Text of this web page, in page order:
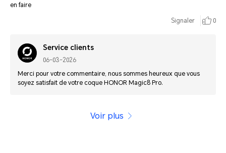
en faire
Signaler 0
Service clients
06-03-2026
Merci pour votre commentaire, nous sommes heureux que vous
soyez satisfait de votre coque HONOR Magic8 Pro.
Voir plus